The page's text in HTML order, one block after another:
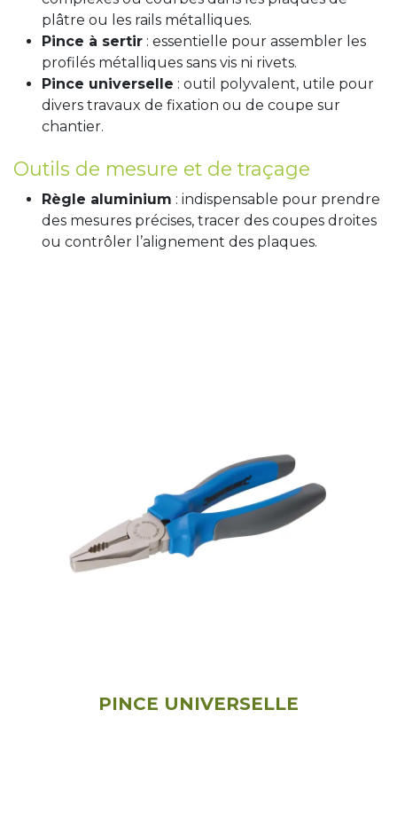
plâtre ou les rails métalliques.
Pince à sertir : essentielle pour assembler les
profilés métalliques sans vis ni rivets.
Pince universelle : outil polyvalent, utile pour
divers travaux de fixation ou de coupe sur
chantier.
Outils de mesure et de traçage
Règle aluminium : indispensable pour prendre
des mesures précises, tracer des coupes droites
ou contrôler l’alignement des plaques.
PINCE UNIVERSELLE